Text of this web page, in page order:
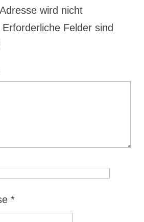
wird nicht
Erforderliche Felder sind
*